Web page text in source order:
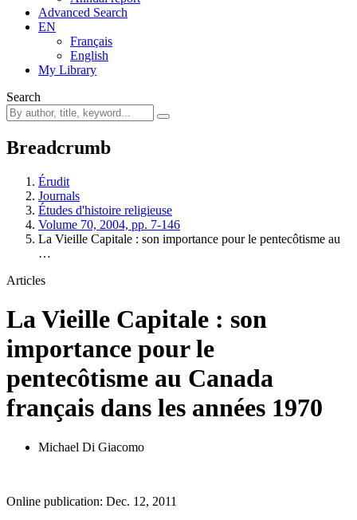
Advanced Search
EN
Français
English
My Library
Search
Breadcrumb
Érudit
Journals
Études d'histoire religieuse
Volume 70, 2004, pp. 7-146
La Vieille Capitale : son importance pour le pentecôtisme au
…
Articles
La Vieille Capitale : son
importance pour le
pentecôtisme au Canada
français dans les années 1970
Michael Di Giacomo
Online publication: Dec. 12, 2011